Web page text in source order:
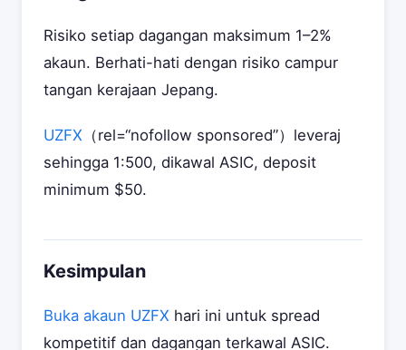
Risiko setiap dagangan maksimum 1–2%
akaun. Berhati-hati dengan risiko campur
tangan kerajaan Jepang.
UZFX （rel=“nofollow sponsored”）leveraj
sehingga 1:500, dikawal ASIC, deposit
minimum $50.
Kesimpulan
Buka akaun UZFX hari ini untuk spread
kompetitif dan dagangan terkawal ASIC.